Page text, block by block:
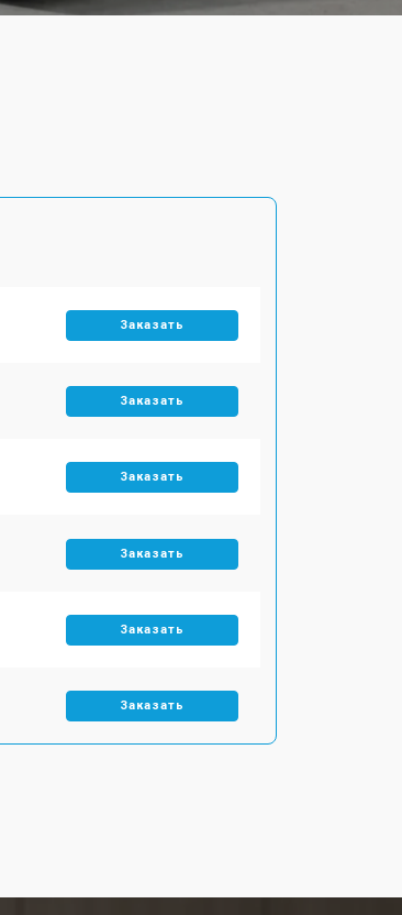
Заказать
Заказать
Заказать
Заказать
Заказать
Заказать